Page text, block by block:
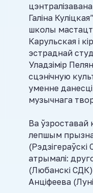
Галіна
школы
Карульская і
эстраднай
Уладзімір
сцэнічную
уменне
музычнага
Ва ўзроставай
лепшым
атрымалі:
(Любанскі
Анціфеева